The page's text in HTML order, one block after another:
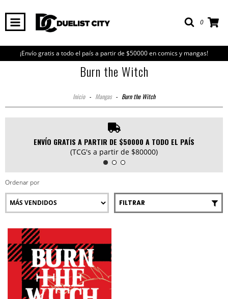
0
¡Envío gratis a todo el país a partir de $50000 en comics y mangas!
Burn the Witch
Inicio - Mangas - Burn the Witch
ENVÍO GRATIS A PARTIR DE $50000 A TODO EL PAÍS
(TCG's a partir de $80000)
Ordenar por
FILTRAR